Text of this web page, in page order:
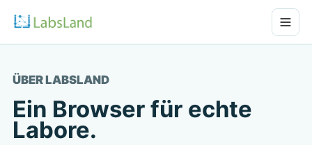
ÜBER LABSLAND
Ein Browser für echte
Labore.